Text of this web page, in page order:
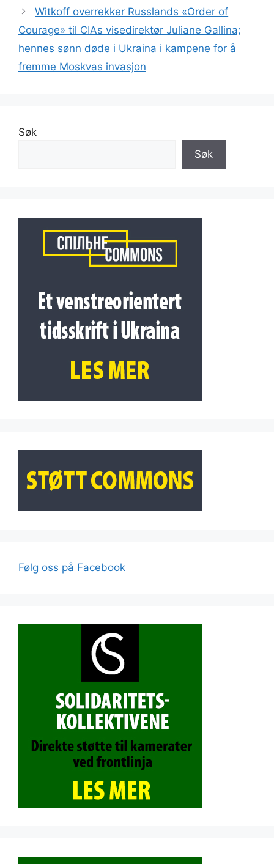
Witkoff overrekker Russlands «Order of
Courage» til CIAs visedirektør Juliane Gallina;
hennes sønn døde i Ukraina i kampene for å
fremme Moskvas invasjon
Søk
Søk
Følg oss på Facebook